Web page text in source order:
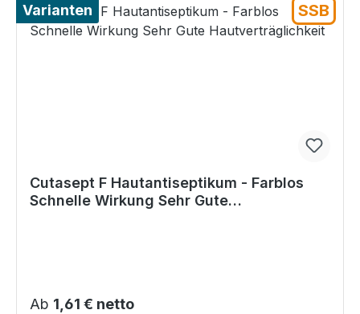
Varianten SSB
Cutasept F Hautantiseptikum - Farblos
Schnelle Wirkung Sehr Gute
Regulärer Preis:
Ab 1,61 € netto